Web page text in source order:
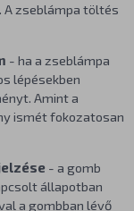
A zseblámpa töltés
- ha a zseblámpa
lépésekben
Amint a
ismét fokozatosan
- a gomb
állapotban
a gombban lévő